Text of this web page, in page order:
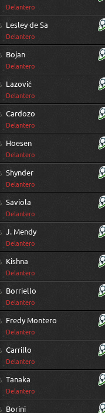
Delantero
Lesley de Sa
Delantero
Bojan
Delantero
Lazović
Delantero
Cardozo
Delantero
Hoesen
Delantero
Shynder
Delantero
Saviola
Delantero
J. Mendy
Delantero
Kishna
Delantero
Borriello
Delantero
Fredy Montero
Delantero
Carrillo
Delantero
Tanaka
Delantero
Borini